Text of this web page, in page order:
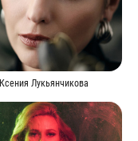
Ксения Лукьянчикова